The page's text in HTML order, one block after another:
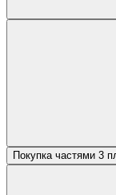
Покупка частями 3